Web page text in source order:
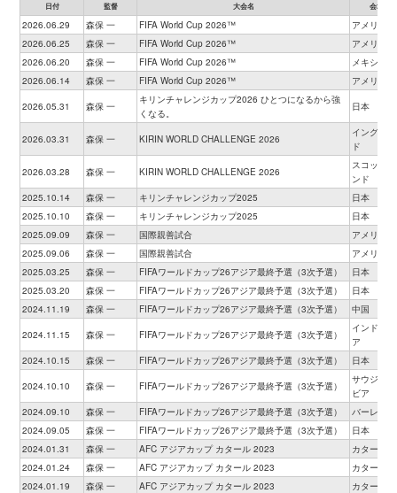
日付 監督 大会名 会場
2026.06.29 森保 一 FIFA World Cup 2026™
アメリカ
2026.06.25
森保 一 FIFA World Cup 2026™
アメリカ
2026.06.20
森保 一 FIFA World Cup 2026™
メキシコ
2026.06.14
森保 一 FIFA World Cup 2026™ アメリカ
2026.05.31 森保 一
キリンチャレンジカップ2026 ひとつになるから強
くなる。
日本
2026.03.31 森保 一 KIRIN WORLD CHALLENGE 2026
イングラン
ド
2026.03.28 森保 一 KIRIN WORLD CHALLENGE 2026
スコットラ
ンド
2025.10.14
森保 一 キリンチャレンジカップ2025
日本
2025.10.10
森保 一 キリンチャレンジカップ2025
日本
2025.09.09
森保 一 国際親善試合
アメリカ
2025.09.06
森保 一 国際親善試合
アメリカ
2025.03.25
森保 一 FIFAワールドカップ26アジア最終予選（3次予選）
日本
2025.03.20
森保 一 FIFAワールドカップ26アジア最終予選（3次予選）
日本
2024.11.19
森保 一 FIFAワールドカップ26アジア最終予選（3次予選） 中国
2024.11.15 森保 一 FIFAワールドカップ26アジア最終予選（3次予選）
インドネシ
ア
2024.10.15
森保 一 FIFAワールドカップ26アジア最終予選（3次予選） 日本
2024.10.10 森保 一 FIFAワールドカップ26アジア最終予選（3次予選）
サウジアラ
ビア
2024.09.10
森保 一 FIFAワールドカップ26アジア最終予選（3次予選）
バーレーン
2024.09.05
森保 一 FIFAワールドカップ26アジア最終予選（3次予選）
日本
2024.01.31
森保 一 AFC アジアカップ カタール 2023
カタール
2024.01.24
森保 一 AFC アジアカップ カタール 2023
カタール
2024.01.19
森保 一 AFC アジアカップ カタール 2023
カタール